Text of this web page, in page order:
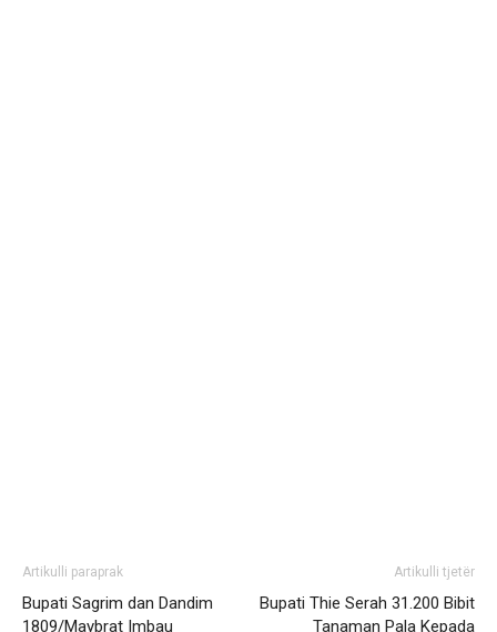
Artikulli paraprak
Bupati Sagrim dan Dandim
1809/Maybrat Imbau
Artikulli tjetër
Bupati Thie Serah 31.200 Bibit
Tanaman Pala Kepada